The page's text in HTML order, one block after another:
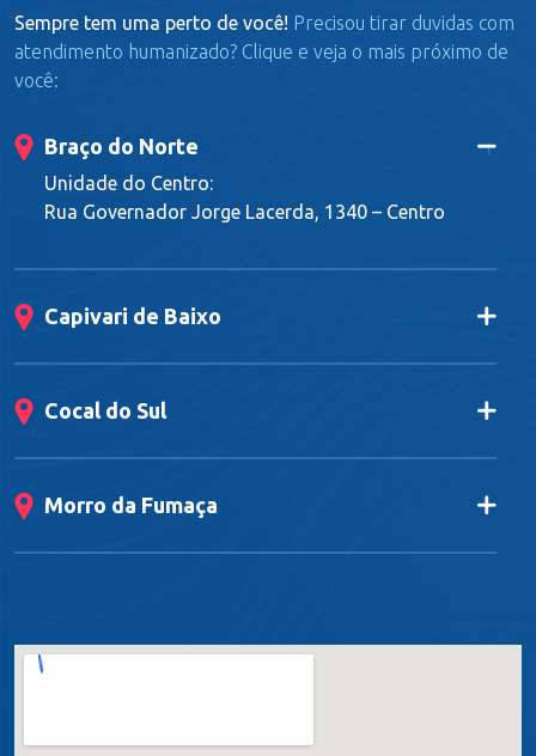
Sempre tem uma perto de você! Precisou tirar duvidas com
atendimento humanizado? Clique e veja o mais próximo de
você:
Braço do Norte
Unidade do Centro:
Rua Governador Jorge Lacerda, 1340 – Centro
Capivari de Baixo
Cocal do Sul
Morro da Fumaça